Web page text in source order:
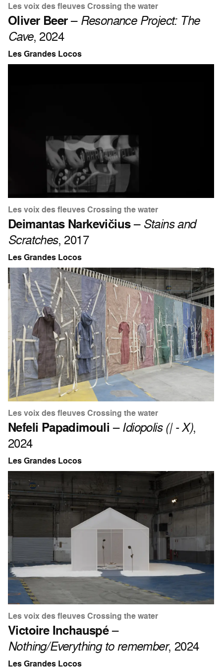
Les voix des fleuves Crossing the water
Oliver Beer– Resonance Project: The
Cave, 2024
Les Grandes Locos
Les voix des fleuves Crossing the water
Deimantas Narkevičius– Stains and
Scratches, 2017
Les Grandes Locos
Les voix des fleuves Crossing the water
Nefeli Papadimouli –Idiopolis (| - X),
2024
Les Grandes Locos
Les voix des fleuves Crossing the water
Victoire Inchauspé–
Nothing/Everything to remember, 2024
Les Grandes Locos